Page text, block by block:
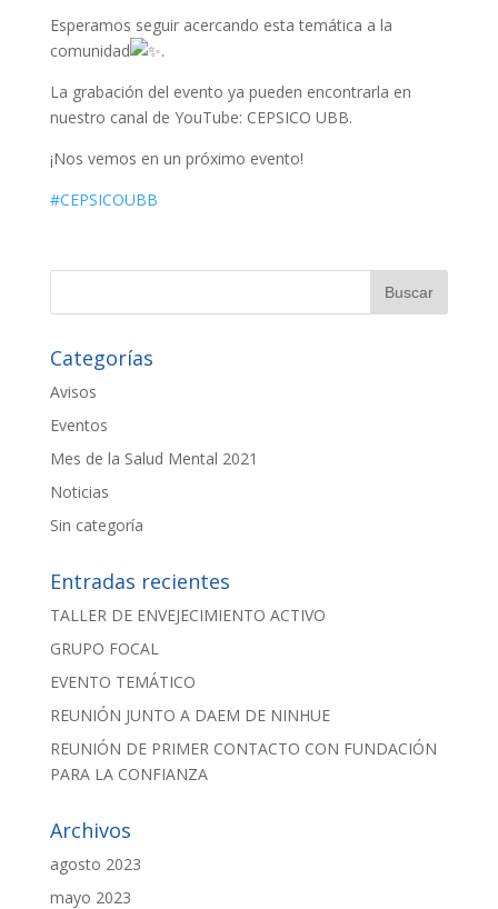
Esperamos seguir acercando esta temática a la
comunidad
.
La grabación del evento ya pueden encontrarla en
nuestro canal de YouTube: CEPSICO UBB.
¡Nos vemos en un próximo evento!
#CEPSICOUBB
Categorías
Avisos
Eventos
Mes de la Salud Mental 2021
Noticias
Sin categoría
Entradas recientes
TALLER DE ENVEJECIMIENTO ACTIVO
GRUPO FOCAL
EVENTO TEMÁTICO
REUNIÓN JUNTO A DAEM DE NINHUE
REUNIÓN DE PRIMER CONTACTO CON FUNDACIÓN
PARA LA CONFIANZA
Archivos
agosto 2023
mayo 2023